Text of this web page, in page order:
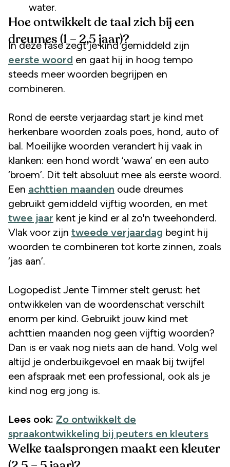
water.
Hoe ontwikkelt de taal zich bij een
dreumes (1 – 2,5 jaar)?
In deze fase zegt je kind gemiddeld zijn
eerste woord en gaat hij in hoog tempo
steeds meer woorden begrijpen en
combineren.
Rond de eerste verjaardag start je kind met
herkenbare woorden zoals poes, hond, auto of
bal. Moeilijke woorden verandert hij vaak in
klanken: een hond wordt ‘wawa’ en een auto
‘broem’. Dit telt absoluut mee als eerste woord.
Een achttien maanden oude dreumes
gebruikt gemiddeld vijftig woorden, en met
twee jaar kent je kind er al zo'n tweehonderd.
Vlak voor zijn tweede verjaardag begint hij
woorden te combineren tot korte zinnen, zoals
‘jas aan’.
Logopedist Jente Timmer stelt gerust: het
ontwikkelen van de woordenschat verschilt
enorm per kind. Gebruikt jouw kind met
achttien maanden nog geen vijftig woorden?
Dan is er vaak nog niets aan de hand. Volg wel
altijd je onderbuikgevoel en maak bij twijfel
een afspraak met een professional, ook als je
kind nog erg jong is.
Lees ook: Zo ontwikkelt de
spraakontwikkeling bij peuters en kleuters
Welke taalsprongen maakt een kleuter